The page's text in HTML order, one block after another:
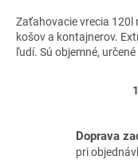
5
hviezdičiek.
Zaťahovacie vrecia 120l
košov a kontajnerov.
ľudí. Sú objemné,
Doprava
pri